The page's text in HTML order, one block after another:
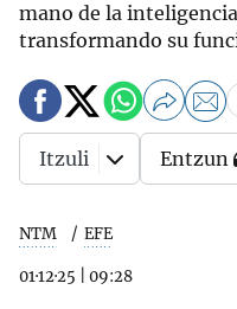
mano de la
transformando su
NTM EFE
01·12·25 09:28
Itzuli Entzun